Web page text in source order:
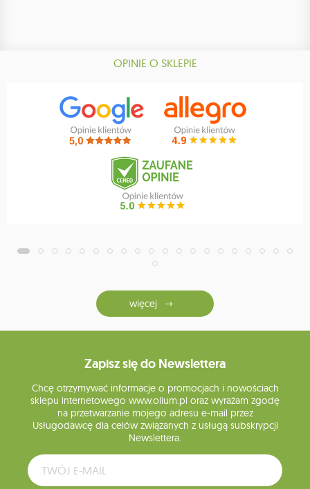
OPINIE O SKLEPIE
więcej
Zapisz się do Newslettera
Chcę otrzymywać informacje o promocjach i nowościach
sklepu internetowego www.olium.pl oraz wyrażam zgodę
na przetwarzanie mojego adresu e-mail przez
Usługodawcę dla celów związanych z usługą subskrypcji
Newslettera.